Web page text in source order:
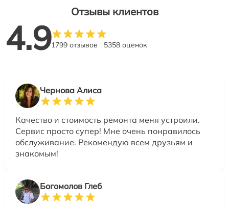
Отзывы клиентов
4.91799 отзывов 5358 оценок
Чернова Алиса
Качество и стоимость ремонта меня устроили.
Сервис просто супер! Мне очень понравилось
обслуживание. Рекомендую всем друзьям и
знакомым!
Богомолов Глеб